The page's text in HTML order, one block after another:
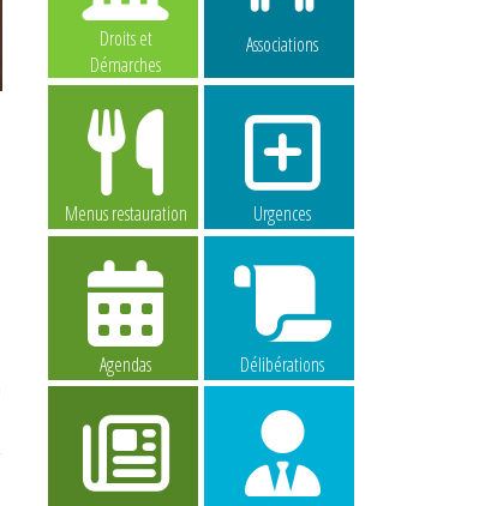
Droits et
Démarches
Associations
Menus restauration Urgences
Agendas Délibérations